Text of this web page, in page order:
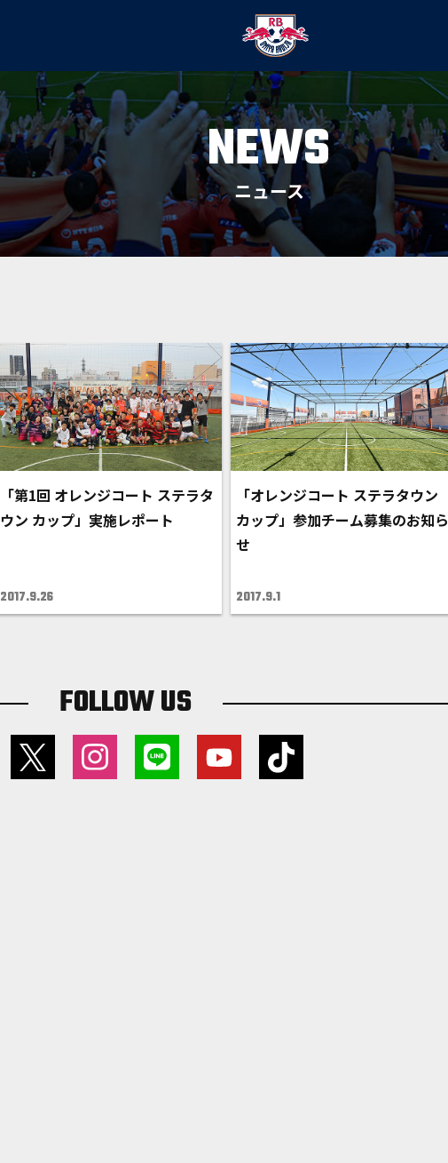
NEWS
ニュース
「第1回 オレンジコート ステラタ
ウン カップ」実施レポート
2017.9.26
「オレンジコート ステラタウン
カップ」参加チーム募集のお知ら
せ
2017.9.1
FOLLOW US